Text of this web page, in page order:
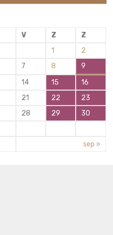
V Z
Z
1
2
7 8
9
14 15
16
21 22
23
28 29
30
sep »